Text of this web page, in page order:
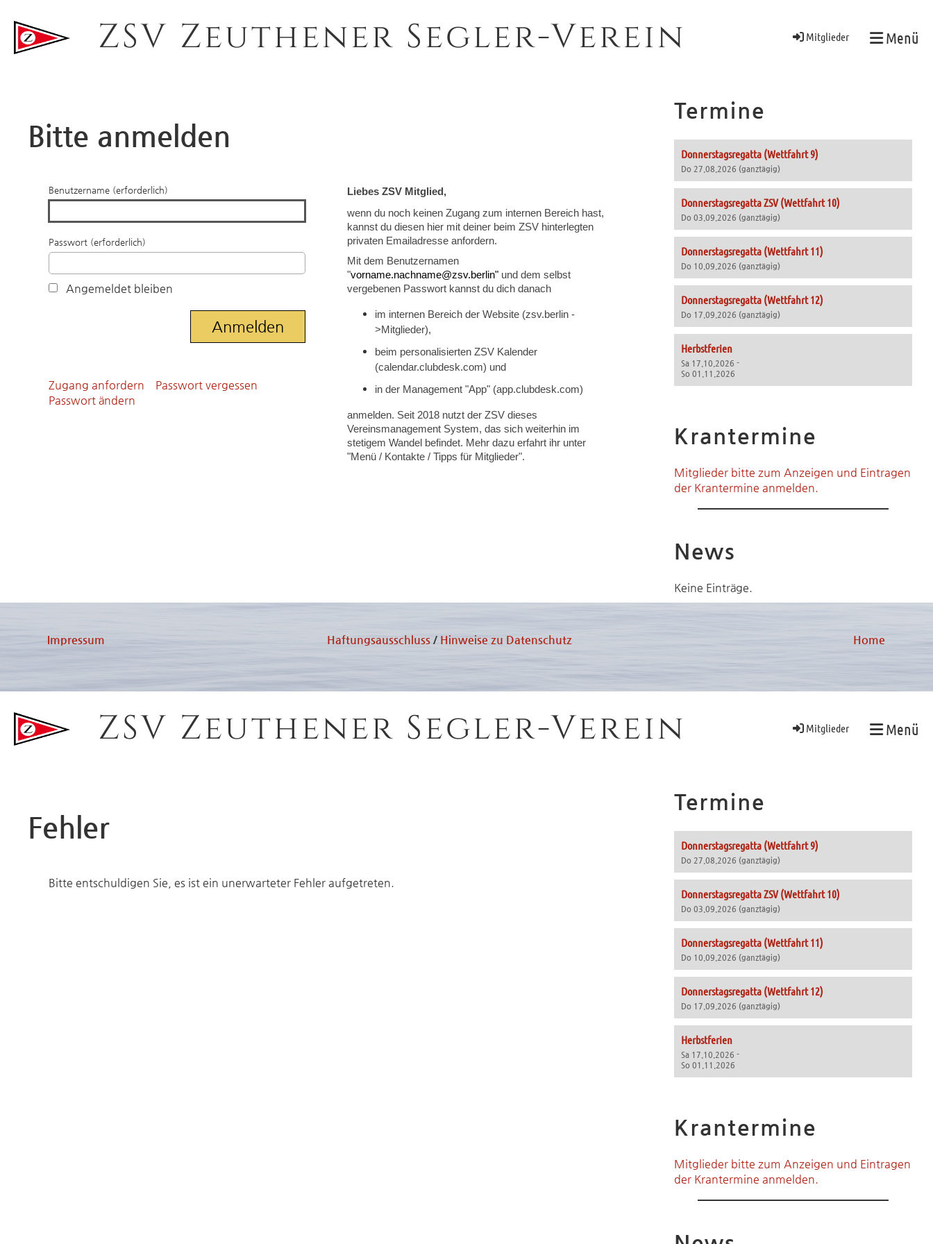
ZSV Zeuthener Segler-Verein Mitglieder Menü
Bitte anmelden
Benutzername (erforderlich)
Passwort (erforderlich)
Angemeldet bleiben
Zugang anfordern
Passwort vergessen
Passwort ändern
Liebes ZSV Mitglied,
wenn du noch keinen Zugang zum internen Bereich hast,
kannst du diesen hier mit deiner beim ZSV hinterlegten
privaten Emailadresse anfordern.
Mit dem Benutzernamen
"vorname.nachname@zsv.berlin" und dem selbst
vergebenen Passwort kannst du dich danach
im internen Bereich der Website (zsv.berlin -
>Mitglieder),
beim personalisierten ZSV Kalender
(calendar.clubdesk.com) und
in der Management "App" (app.clubdesk.com)
anmelden. Seit 2018 nutzt der ZSV dieses
Vereinsmanagement System, das sich weiterhin im
stetigem Wandel befindet. Mehr dazu erfahrt ihr unter
"Menü / Kontakte / Tipps für Mitglieder".
Termine
Donnerstagsregatta (Wettfahrt 9)
Do 27.08.2026 (ganztägig)
Donnerstagsregatta ZSV (Wettfahrt 10)
Do 03.09.2026 (ganztägig)
Donnerstagsregatta (Wettfahrt 11)
Do 10.09.2026 (ganztägig)
Donnerstagsregatta (Wettfahrt 12)
Do 17.09.2026 (ganztägig)
Herbstferien
Sa 17.10.2026 -
So 01.11.2026
Krantermine
Mitglieder bitte zum Anzeigen und Eintragen
der Krantermine anmelden.
News
Keine Einträge.
Impressum Haftungsausschluss / Hinweise zu Datenschutz Home
ZSV Zeuthener Segler-Verein Mitglieder Menü
Fehler
Bitte entschuldigen Sie, es ist ein unerwarteter Fehler aufgetreten.
Termine
Donnerstagsregatta (Wettfahrt 9)
Do 27.08.2026 (ganztägig)
Donnerstagsregatta ZSV (Wettfahrt 10)
Do 03.09.2026 (ganztägig)
Donnerstagsregatta (Wettfahrt 11)
Do 10.09.2026 (ganztägig)
Donnerstagsregatta (Wettfahrt 12)
Do 17.09.2026 (ganztägig)
Herbstferien
Sa 17.10.2026 -
So 01.11.2026
Krantermine
Mitglieder bitte zum Anzeigen und Eintragen
der Krantermine anmelden.